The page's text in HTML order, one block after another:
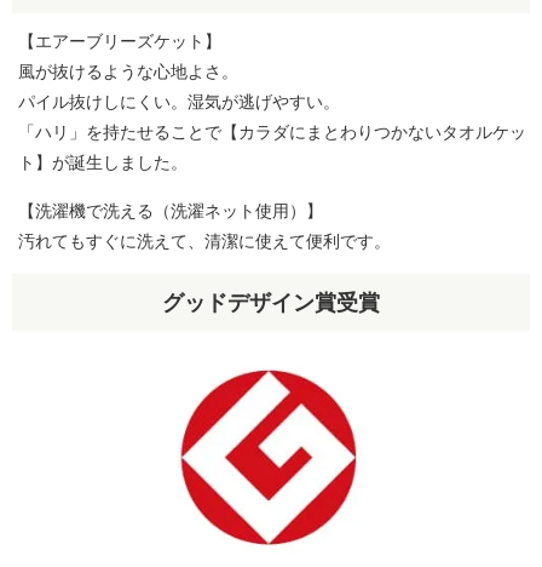
【エアーブリーズケット】
風が抜けるような心地よさ。
パイル抜けしにくい。湿気が逃げやすい。
「ハリ」を持たせることで【カラダにまとわりつかないタオルケッ
ト】が誕生しました。
【洗濯機で洗える（洗濯ネット使用）】
汚れてもすぐに洗えて、清潔に使えて便利です。
グッドデザイン賞受賞